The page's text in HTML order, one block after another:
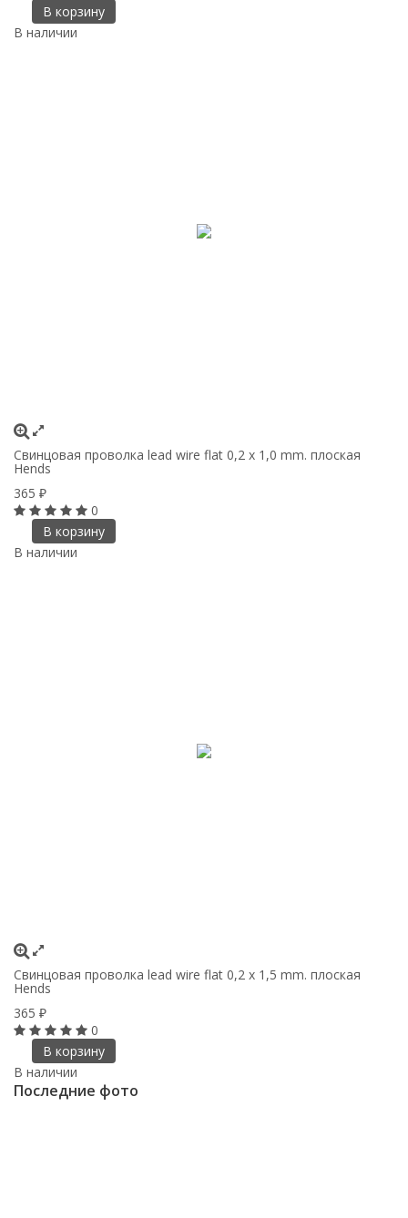
В корзину
В наличии
Свинцовая проволка lead wire flat 0,2 x 1,0 mm. плоская
Hends
365 ₽
0
В корзину
В наличии
Свинцовая проволка lead wire flat 0,2 x 1,5 mm. плоская
Hends
365 ₽
0
В корзину
В наличии
Последние фото